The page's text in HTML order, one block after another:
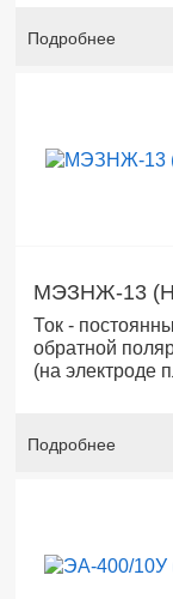
Подробнее
МЭЗНЖ-13
Ток -
обратной
(на электроде
Подробнее